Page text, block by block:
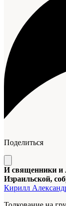
Поделиться
И священники и
Израильской,
Кирилл